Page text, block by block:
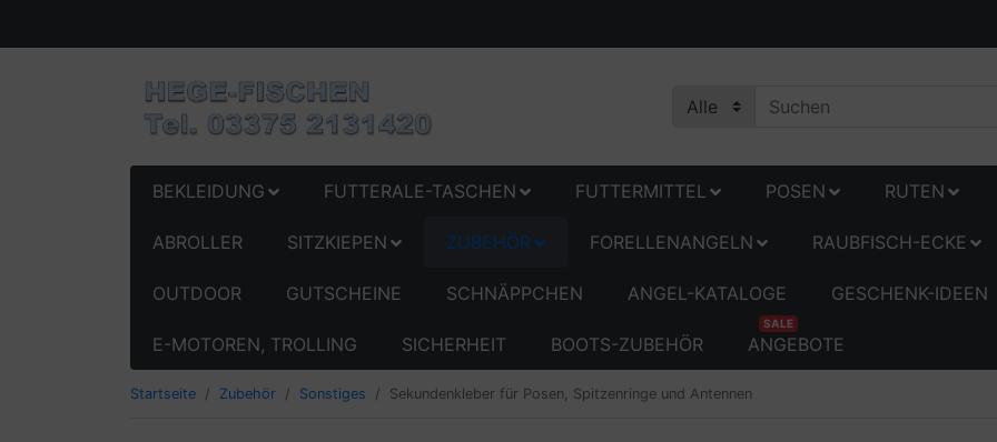
BEKLEIDUNG FUTTERALE-TASCHEN FUTTERMITTEL POSEN RUTEN
ABROLLER SITZKIEPEN ZUBEHÖR FORELLENANGELN RAUBFISCH-ECKE
OUTDOOR GUTSCHEINE SCHNÄPPCHEN ANGEL-KATALOGE GESCHENK-IDEEN
E-MOTOREN, TROLLING SICHERHEIT BOOTS-ZUBEHÖR ANGEBOTE
SALE
Startseite Zubehör Sonstiges Sekundenkleber für Posen, Spitzenringe und Antennen